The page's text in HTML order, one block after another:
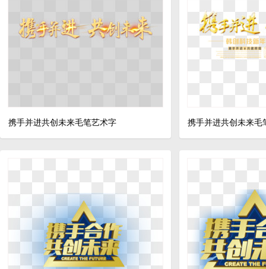
携手并进共创未来毛笔艺术字 携手并进共创未来毛